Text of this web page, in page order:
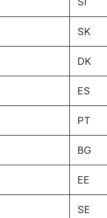
SK
DK
ES
PT
BG
EE
SE